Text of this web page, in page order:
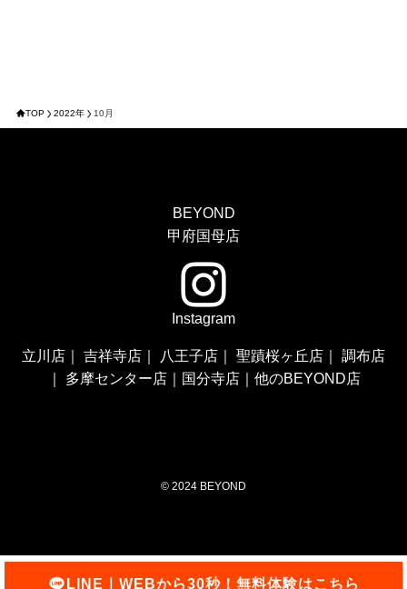
LINE｜WEBから30秒！無料体験はこちら
TOP 2022年 10月
BEYOND
甲府国母店
Instagram
立川店 ｜ 吉祥寺店 ｜ 八王子店 ｜ 聖蹟桜ヶ丘店 ｜ 調布店
｜ 多摩センター店｜ 国分寺店｜ 他のBEYOND店
© 2024 BEYOND